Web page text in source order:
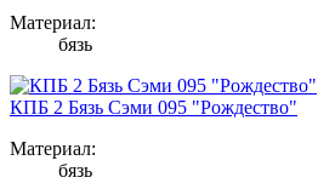
Материал:
бязь
КПБ 2 Бязь Сэми 095 "Рождество"
Материал:
бязь